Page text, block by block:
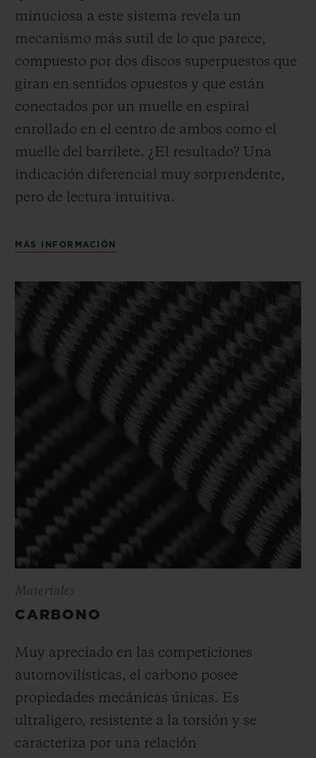
minuciosa a este sistema revela un
mecanismo más sutil de lo que parece,
compuesto por dos discos superpuestos que
giran en sentidos opuestos y que están
conectados por un muelle en espiral
enrollado en el centro de ambos como el
muelle del barrilete. ¿El resultado? Una
indicación diferencial muy sorprendente,
pero de lectura intuitiva.
MÁS INFORMACIÓN
Materiales
CARBONO
Muy apreciado en las competiciones
automovilísticas, el carbono posee
propiedades mecánicas únicas. Es
ultraligero, resistente a la torsión y se
caracteriza por una relación